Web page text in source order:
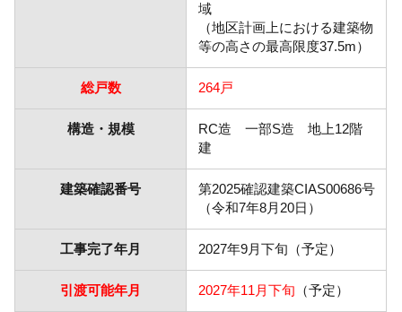
域
（地区計画上における建築物
等の高さの最高限度37.5m）
総戸数 264戸
構造・規模
RC造 一部S造 地上12階
建
建築確認番号
第2025確認建築CIAS00686号
（令和7年8月20日）
工事完了年月 2027年9月下旬（予定）
引渡可能年月 2027年11月下旬 （予定）